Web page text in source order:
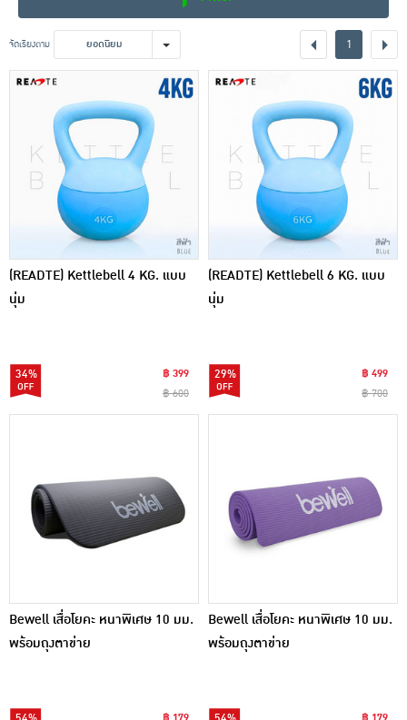
เครื่องปรุงรสและของแห้ง
ขนมขบเคี้ยว และช็อคโกแลต
อาหารสด ผัก ผลไม้และเบเกอรี่
จัดเรียงตาม ยอดนิยม 1
(READTE) Kettlebell 4 KG. แบบ
นุ่ม
34%
฿ 399
฿ 600
(READTE) Kettlebell 6 KG. แบบ
นุ่ม
29%
฿ 499
฿ 700
Bewell เสื่อโยคะ หนาพิเศษ 10 มม.
พร้อมถุงตาข่าย
Bewell เสื่อโยคะ หนาพิเศษ 10 มม.
พร้อมถุงตาข่าย